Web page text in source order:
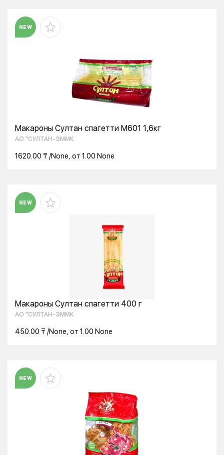
NEW
Макароны Султан спагетти М601 1,6кг
АО "СУЛТАН-ЭММК
1620.00 ₸ /None, от 1.00 None
NEW
Макароны Султан спагетти 400 г
АО "СУЛТАН-ЭММК
450.00 ₸ /None, от 1.00 None
NEW